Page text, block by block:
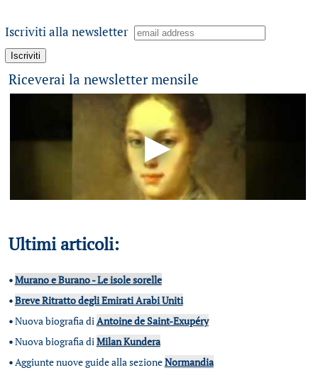
Iscriviti alla newsletter
Riceverai la newsletter mensile
Ultimi articoli:
•Murano e Burano - Le isole sorelle
•Breve Ritratto degli Emirati Arabi Uniti
•Nuova biografia diAntoine de Saint-Exupéry
•Nuova biografia diMilan Kundera
•Aggiunte nuove guide alla sezioneNormandia